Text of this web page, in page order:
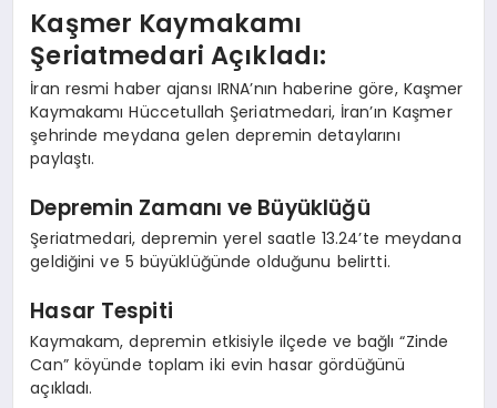
Kaşmer Kaymakamı
Şeriatmedari Açıkladı:
İran resmi haber ajansı IRNA’nın haberine göre, Kaşmer
Kaymakamı Hüccetullah Şeriatmedari, İran’ın Kaşmer
şehrinde meydana gelen depremin detaylarını
paylaştı.
Depremin Zamanı ve Büyüklüğü
Şeriatmedari, depremin yerel saatle 13.24’te meydana
geldiğini ve 5 büyüklüğünde olduğunu belirtti.
Hasar Tespiti
Kaymakam, depremin etkisiyle ilçede ve bağlı “Zinde
Can” köyünde toplam iki evin hasar gördüğünü
açıkladı.